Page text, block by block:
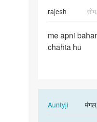
rajesh
me
apni
me apni
chahta hu
AuntyjiIn